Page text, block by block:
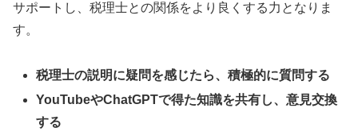
サポートし、税理士との関係をより良くする力となりま
す。
税理士の説明に疑問を感じたら、積極的に質問する
YouTubeやChatGPTで得た知識を共有し、意見交換
する